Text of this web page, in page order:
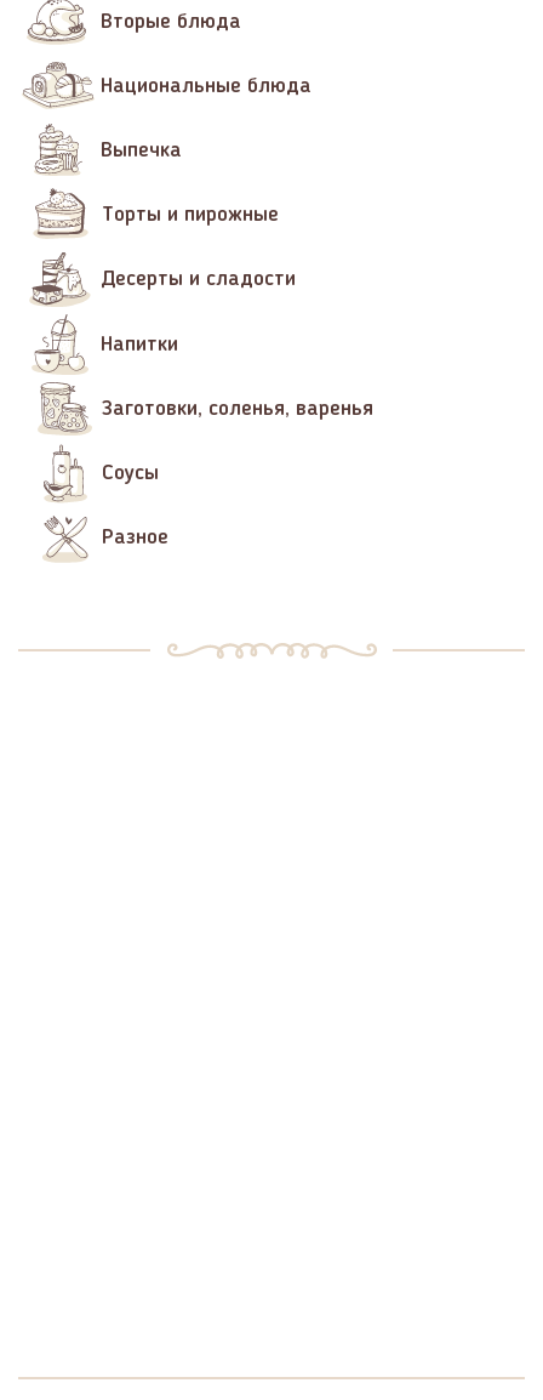
Вторые блюда
Национальные блюда
Выпечка
Торты и пирожные
Десерты и сладости
Напитки
Заготовки, соленья, варенья
Соусы
Разное